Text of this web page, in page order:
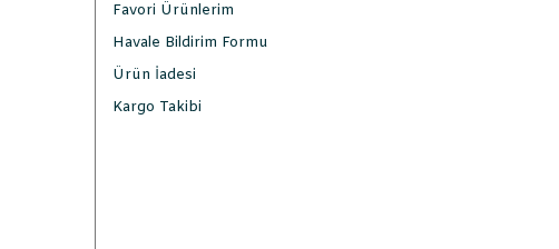
Favori Ürünlerim
Havale Bildirim Formu
Ürün İadesi
Kargo Takibi